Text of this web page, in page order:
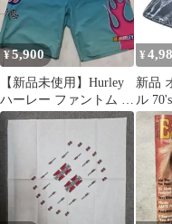
¥5,900
【新品未使用】Hurley
ハーレー ファントム サ
ーフショーツ 28
¥
新品
ル
テー
ント